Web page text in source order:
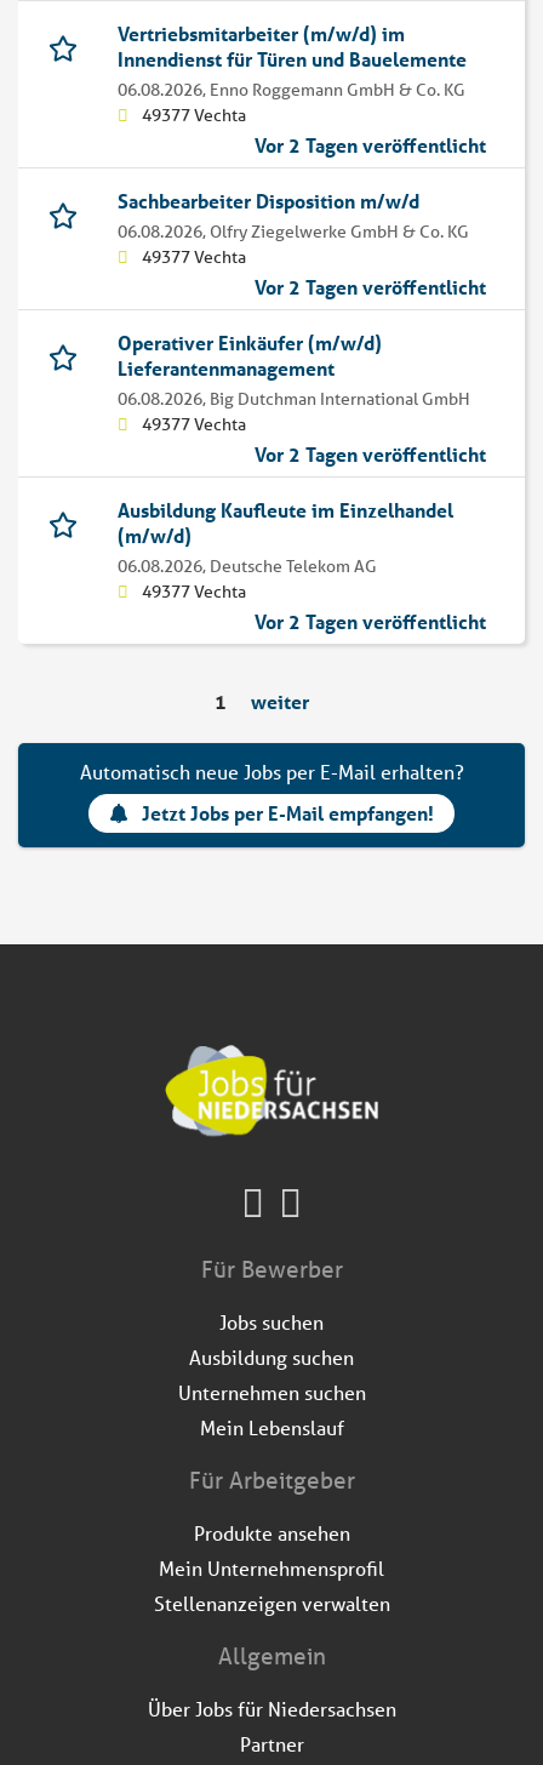
Vertriebsmitarbeiter (m/w/d) im
Innendienst für Türen und Bauelemente
06.08.2026, Enno Roggemann GmbH & Co. KG
49377 Vechta
Vor 2 Tagen veröffentlicht
Sachbearbeiter Disposition m/w/d
06.08.2026, Olfry Ziegelwerke GmbH & Co. KG
49377 Vechta
Vor 2 Tagen veröffentlicht
Operativer Einkäufer (m/w/d)
Lieferantenmanagement
06.08.2026, Big Dutchman International GmbH
49377 Vechta
Vor 2 Tagen veröffentlicht
Ausbildung Kaufleute im Einzelhandel
(m/w/d)
06.08.2026, Deutsche Telekom AG
49377 Vechta
Vor 2 Tagen veröffentlicht
1 weiter
Automatisch neue Jobs per E-Mail erhalten?
Jetzt Jobs per E-Mail empfangen!
Für Bewerber
Jobs suchen
Ausbildung suchen
Unternehmen suchen
Mein Lebenslauf
Für Arbeitgeber
Produkte ansehen
Mein Unternehmensprofil
Stellenanzeigen verwalten
Allgemein
Über Jobs für Niedersachsen
Partner